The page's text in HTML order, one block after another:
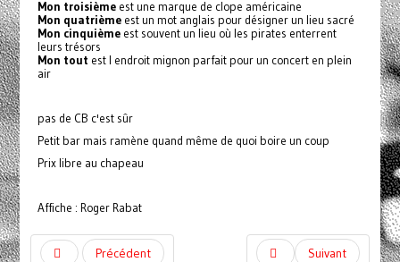
Mon troisième est une marque de clope américaine
Mon quatrièmeest un mot anglais pour désigner un lieu sacré
Mon cinquièmeest souvent un lieu où les pirates enterrent
leurs trésors
Mon tout est l endroit mignon parfait pour un concert en plein
air
pas de CB c'est sûr
Petit bar mais ramène quand même de quoi boire un coup
Prix libre au chapeau
Affiche : Roger Rabat
Précédent Suivant